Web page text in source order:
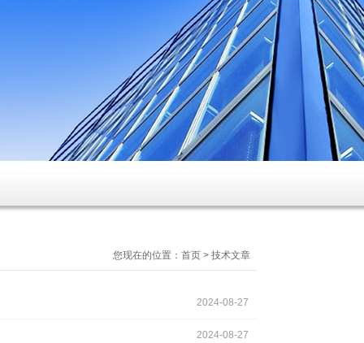
您现在的位置： 首页 > 技术文章
2024-08-27
2024-08-27